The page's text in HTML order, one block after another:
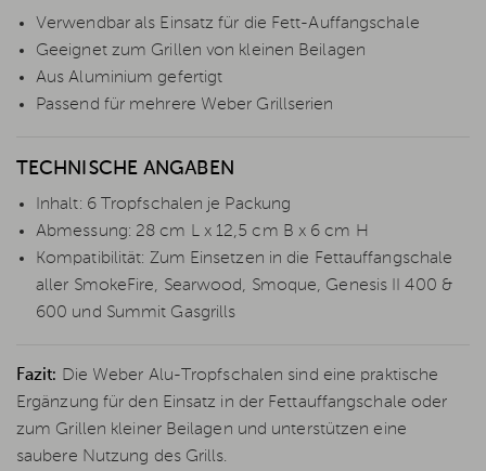
Verwendbar als Einsatz für die Fett-Auffangschale
Geeignet zum Grillen von kleinen Beilagen
Aus Aluminium gefertigt
Passend für mehrere Weber Grillserien
TECHNISCHE ANGABEN
Inhalt: 6 Tropfschalen je Packung
Abmessung: 28 cm L x 12,5 cm B x 6 cm H
Kompatibilität: Zum Einsetzen in die Fettauffangschale
aller SmokeFire, Searwood, Smoque, Genesis II 400 &
600 und Summit Gasgrills
Fazit: Die Weber Alu-Tropfschalen sind eine praktische
Ergänzung für den Einsatz in der Fettauffangschale oder
zum Grillen kleiner Beilagen und unterstützen eine
saubere Nutzung des Grills.